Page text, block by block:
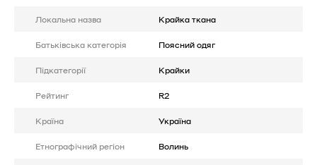
Локальна назва Крайка ткана
Батькiвська категорія Поясний одяг
Підкатегорії Крайки
Рейтинг R2
Країна Україна
Етнографічний регіон Волинь